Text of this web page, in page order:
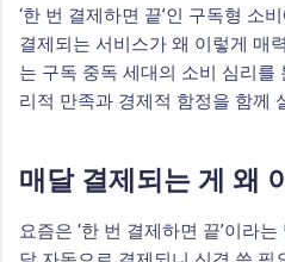
‘한 번 결제하면 끝’인 구독형 소
결제되는 서비스가 왜 이렇게 매
는 구독 중독 세대의 소비 심리를
리적 만족과 경제적 함정을 함께
매달 결제되는 게 왜
요즘은 ‘한 번 결제하면 끝’이라